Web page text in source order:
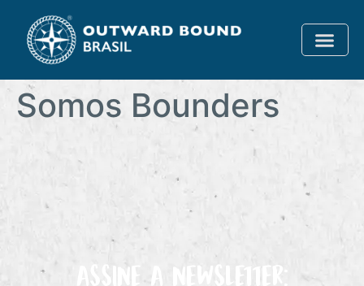
Somos Bounders
ASSINE A NEWSLETTER: